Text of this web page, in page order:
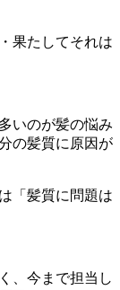
果たしてそれは
いのが髪の悩み
の髪質に原因が
「髪質に問題は
、今まで担当し